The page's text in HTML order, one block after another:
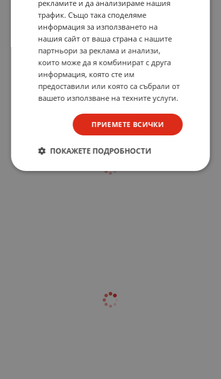
рекламите и да анализираме нашия
трафик. Също така споделяме
информация за използването на
нашия сайт от ваша страна с нашите
партньори за реклама и анализи,
които може да я комбинират с друга
информация, която сте им
предоставили или която са събрали от
вашето използване на техните услуги.
ПРИЕМЕТЕ ВСИЧКИ
ПОКАЖЕТЕ ПОДРОБНОСТИ